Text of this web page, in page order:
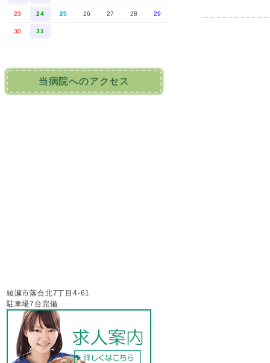
23 24 25 26 27 28 29
30 31
当病院へのアクセス
綾瀬市落合北7丁目4-61
駐車場7台完備